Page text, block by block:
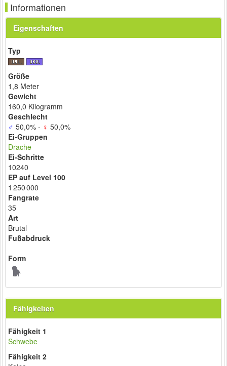
Informationen
Eigenschaften
Typ
Größe
1,8 Meter
Gewicht
160,0 Kilogramm
Geschlecht
♂ 50,0% - ♀ 50,0%
Ei-Gruppen
Drache
Ei-Schritte
10240
EP auf Level 100
1 250 000
Fangrate
35
Art
Brutal
Fußabdruck
Form
Fähigkeiten
Fähigkeit 1
Schwebe
Fähigkeit 2